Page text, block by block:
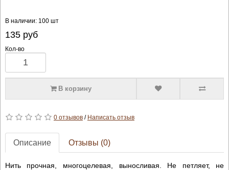
В наличии: 100 шт
135руб
Кол-во
В корзину
0 отзывов/ Написать отзыв
Описание Отзывы (0)
Нить прочная, многоцелевая, выносливая. Не петляет, не